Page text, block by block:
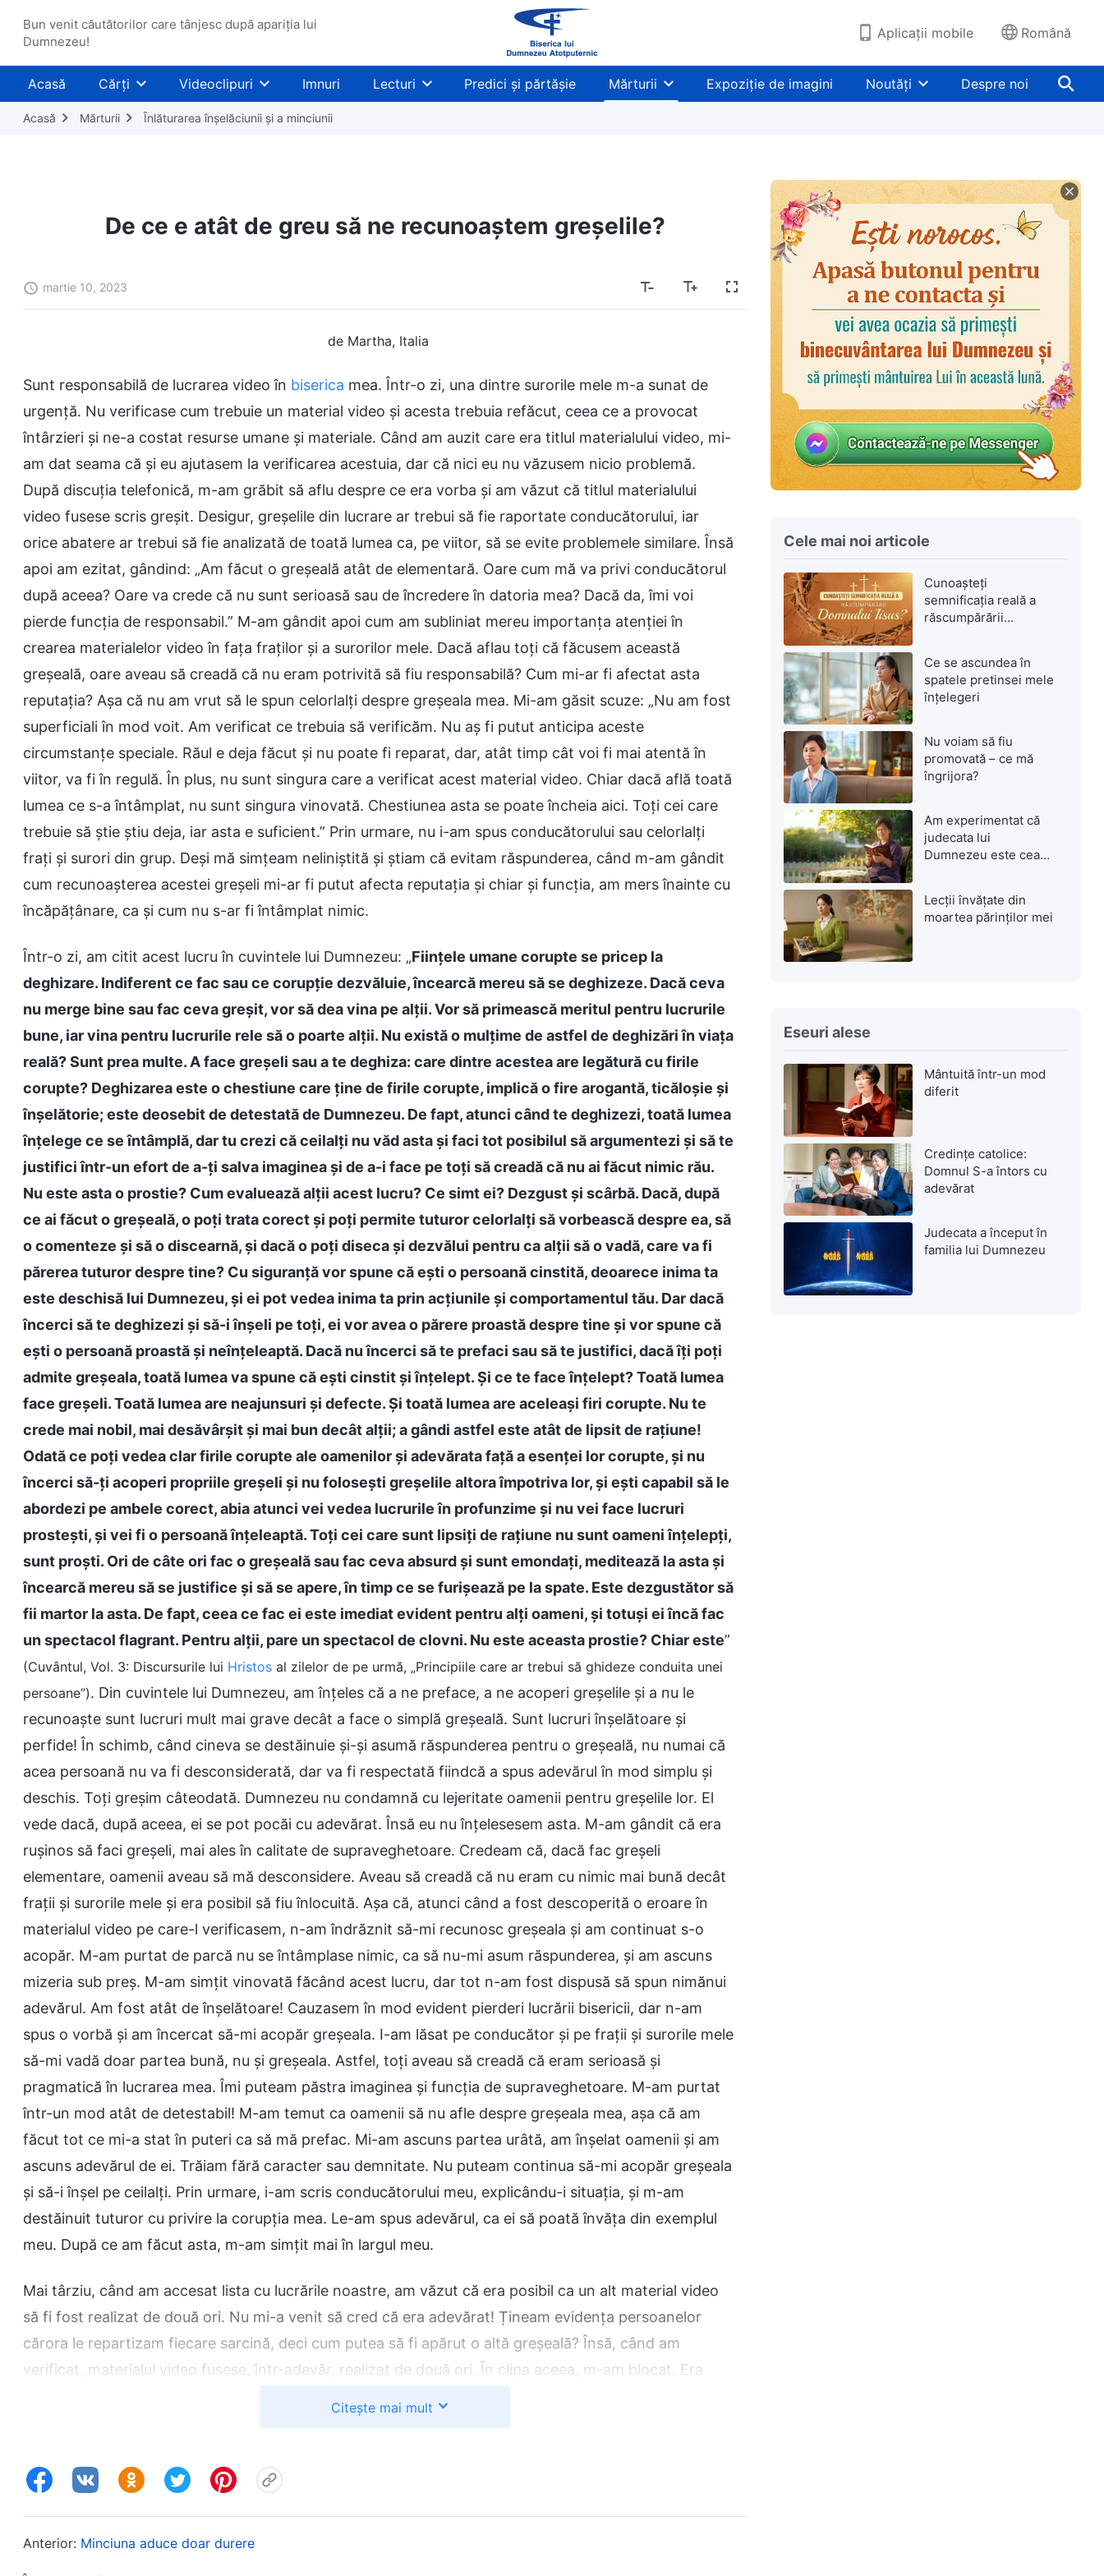
Bun venit căutătorilor care tânjesc după apariția lui
Dumnezeu!
Aplicații mobile Română
Acasă Cărți Videoclipuri Imnuri Lecturi Predici și părtășie Mărturii Expoziție de imagini Noutăți Despre noi
Acasă Mărturii Înlăturarea înșelăciunii și a minciunii
De ce e atât de greu să ne recunoaștem greșelile?
martie 10, 2023
de Martha, Italia
Sunt responsabilă de lucrarea video în biserica mea. Într-o zi, una dintre surorile mele m-a sunat de
urgență. Nu verificase cum trebuie un material video și acesta trebuia refăcut, ceea ce a provocat
întârzieri și ne-a costat resurse umane și materiale. Când am auzit care era titlul materialului video, mi-
am dat seama că și eu ajutasem la verificarea acestuia, dar că nici eu nu văzusem nicio problemă.
După discuția telefonică, m-am grăbit să aflu despre ce era vorba și am văzut că titlul materialului
video fusese scris greșit. Desigur, greșelile din lucrare ar trebui să fie raportate conducătorului, iar
orice abatere ar trebui să fie analizată de toată lumea ca, pe viitor, să se evite problemele similare. Însă
apoi am ezitat, gândind: „Am făcut o greșeală atât de elementară. Oare cum mă va privi conducătorul
după aceea? Oare va crede că nu sunt serioasă sau de încredere în datoria mea? Dacă da, îmi voi
pierde funcția de responsabil.” M-am gândit apoi cum am subliniat mereu importanța atenției în
crearea materialelor video în fața fraților și a surorilor mele. Dacă aflau toți că făcusem această
greșeală, oare aveau să creadă că nu eram potrivită să fiu responsabilă? Cum mi-ar fi afectat asta
reputația? Așa că nu am vrut să le spun celorlalți despre greșeala mea. Mi-am găsit scuze: „Nu am fost
superficiali în mod voit. Am verificat ce trebuia să verificăm. Nu aș fi putut anticipa aceste
circumstanțe speciale. Răul e deja făcut și nu poate fi reparat, dar, atât timp cât voi fi mai atentă în
viitor, va fi în regulă. În plus, nu sunt singura care a verificat acest material video. Chiar dacă află toată
lumea ce s-a întâmplat, nu sunt singura vinovată. Chestiunea asta se poate încheia aici. Toți cei care
trebuie să știe știu deja, iar asta e suficient.” Prin urmare, nu i-am spus conducătorului sau celorlalți
frați și surori din grup. Deși mă simțeam neliniștită și știam că evitam răspunderea, când m-am gândit
cum recunoașterea acestei greșeli mi-ar fi putut afecta reputația și chiar și funcția, am mers înainte cu
încăpățânare, ca și cum nu s-ar fi întâmplat nimic.
Într-o zi, am citit acest lucru în cuvintele lui Dumnezeu: „Ființele umane corupte se pricep la
deghizare. Indiferent ce fac sau ce corupție dezvăluie, încearcă mereu să se deghizeze. Dacă ceva
nu merge bine sau fac ceva greșit, vor să dea vina pe alții. Vor să primească meritul pentru lucrurile
bune, iar vina pentru lucrurile rele să o poarte alții. Nu există o mulțime de astfel de deghizări în viața
reală? Sunt prea multe. A face greșeli sau a te deghiza: care dintre acestea are legătură cu firile
corupte? Deghizarea este o chestiune care ține de firile corupte, implică o fire arogantă, ticăloșie și
înșelătorie; este deosebit de detestată de Dumnezeu. De fapt, atunci când te deghizezi, toată lumea
înțelege ce se întâmplă, dar tu crezi că ceilalți nu văd asta și faci tot posibilul să argumentezi și să te
justifici într-un efort de a-ți salva imaginea și de a-i face pe toți să creadă că nu ai făcut nimic rău.
Nu este asta o prostie? Cum evaluează alții acest lucru? Ce simt ei? Dezgust și scârbă. Dacă, după
ce ai făcut o greșeală, o poți trata corect și poți permite tuturor celorlalți să vorbească despre ea, să
o comenteze și să o discearnă, și dacă o poți diseca și dezvălui pentru ca alții să o vadă, care va fi
părerea tuturor despre tine? Cu siguranță vor spune că ești o persoană cinstită, deoarece inima ta
este deschisă lui Dumnezeu, și ei pot vedea inima ta prin acțiunile și comportamentul tău. Dar dacă
încerci să te deghizezi și să-i înșeli pe toți, ei vor avea o părere proastă despre tine și vor spune că
ești o persoană proastă și neînțeleaptă. Dacă nu încerci să te prefaci sau să te justifici, dacă îți poți
admite greșeala, toată lumea va spune că ești cinstit și înțelept. Și ce te face înțelept? Toată lumea
face greșeli. Toată lumea are neajunsuri și defecte. Și toată lumea are aceleași firi corupte. Nu te
crede mai nobil, mai desăvârșit și mai bun decât alții; a gândi astfel este atât de lipsit de rațiune!
Odată ce poți vedea clar firile corupte ale oamenilor și adevărata față a esenței lor corupte, și nu
încerci să-ți acoperi propriile greșeli și nu folosești greșelile altora împotriva lor, și ești capabil să le
abordezi pe ambele corect, abia atunci vei vedea lucrurile în profunzime și nu vei face lucruri
prostești, și vei fi o persoană înțeleaptă. Toți cei care sunt lipsiți de rațiune nu sunt oameni înțelepți,
sunt proști. Ori de câte ori fac o greșeală sau fac ceva absurd și sunt emondați, meditează la asta și
încearcă mereu să se justifice și să se apere, în timp ce se furișează pe la spate. Este dezgustător să
fii martor la asta. De fapt, ceea ce fac ei este imediat evident pentru alți oameni, și totuși ei încă fac
un spectacol flagrant. Pentru alții, pare un spectacol de clovni. Nu este aceasta prostie? Chiar este”
(Cuvântul, Vol. 3: Discursurile lui Hristos al zilelor de pe urmă, „Principiile care ar trebui să ghideze conduita unei
persoane”). Din cuvintele lui Dumnezeu, am înțeles că a ne preface, a ne acoperi greșelile și a nu le
recunoaște sunt lucruri mult mai grave decât a face o simplă greșeală. Sunt lucruri înșelătoare și
perfide! În schimb, când cineva se destăinuie și-și asumă răspunderea pentru o greșeală, nu numai că
acea persoană nu va fi desconsiderată, dar va fi respectată fiindcă a spus adevărul în mod simplu și
deschis. Toți greșim câteodată. Dumnezeu nu condamnă cu lejeritate oamenii pentru greșelile lor. El
vede dacă, după aceea, ei se pot pocăi cu adevărat. Însă eu nu înțelesesem asta. M-am gândit că era
rușinos să faci greșeli, mai ales în calitate de supraveghetoare. Credeam că, dacă fac greșeli
elementare, oamenii aveau să mă desconsidere. Aveau să creadă că nu eram cu nimic mai bună decât
frații și surorile mele și era posibil să fiu înlocuită. Așa că, atunci când a fost descoperită o eroare în
materialul video pe care-l verificasem, n-am îndrăznit să-mi recunosc greșeala și am continuat s-o
acopăr. M-am purtat de parcă nu se întâmplase nimic, ca să nu-mi asum răspunderea, și am ascuns
mizeria sub preș. M-am simțit vinovată făcând acest lucru, dar tot n-am fost dispusă să spun nimănui
adevărul. Am fost atât de înșelătoare! Cauzasem în mod evident pierderi lucrării bisericii, dar n-am
spus o vorbă și am încercat să-mi acopăr greșeala. I-am lăsat pe conducător și pe frații și surorile mele
să-mi vadă doar partea bună, nu și greșeala. Astfel, toți aveau să creadă că eram serioasă și
pragmatică în lucrarea mea. Îmi puteam păstra imaginea și funcția de supraveghetoare. M-am purtat
într-un mod atât de detestabil! M-am temut ca oamenii să nu afle despre greșeala mea, așa că am
făcut tot ce mi-a stat în puteri ca să mă prefac. Mi-am ascuns partea urâtă, am înșelat oamenii și am
ascuns adevărul de ei. Trăiam fără caracter sau demnitate. Nu puteam continua să-mi acopăr greșeala
și să-i înșel pe ceilalți. Prin urmare, i-am scris conducătorului meu, explicându-i situația, și m-am
destăinuit tuturor cu privire la corupția mea. Le-am spus adevărul, ca ei să poată învăța din exemplul
meu. După ce am făcut asta, m-am simțit mai în largul meu.
Mai târziu, când am accesat lista cu lucrările noastre, am văzut că era posibil ca un alt material video
să fi fost realizat de două ori. Nu mi-a venit să cred că era adevărat! Țineam evidența persoanelor
cărora le repartizam fiecare sarcină, deci cum putea să fi apărut o altă greșeală? Însă, când am
verificat, materialul video fusese, într-adevăr, realizat de două ori. În clipa aceea, m-am blocat. Era
surori, oare aveau să creadă că nu eram demnă de încredere și că tot făceam asemenea greșeli
această greșeală și speram să nu fiu eu principala responsabilă. Chiar dacă aveam o parte din vină,
Citește mai mult
Anterior: Minciuna aduce doar durere
Cele mai noi articole
Cunoașteți
semnificația reală a
răscumpărării
Ce se ascundea în
spatele pretinsei mele
înțelegeri
Nu voiam să fiu
promovată – ce mă
îngrijora?
Am experimentat că
judecata lui
Dumnezeu este cea
Lecții învățate din
moartea părinților mei
Eseuri alese
Mântuită într-un mod
diferit
Credințe catolice:
Domnul S-a întors cu
adevărat
Judecata a început în
familia lui Dumnezeu